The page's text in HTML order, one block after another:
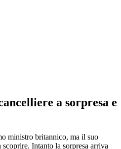
a sorpresa e
ministro britannico, ma il suo
Intanto la sorpresa arriva